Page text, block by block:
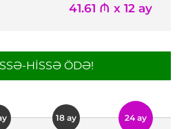
41.61 ₼ x 12 ay
HISSƏ ÖDƏ!
18 ay 24 ay